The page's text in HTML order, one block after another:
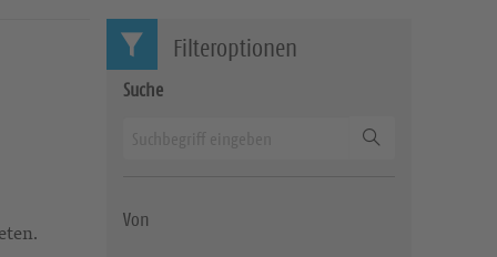
Filteroptionen
Suche
Von